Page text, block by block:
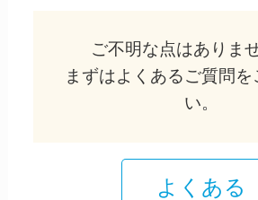
ご不明な点はありま
まずはよくあるご質問を
い。
よくある